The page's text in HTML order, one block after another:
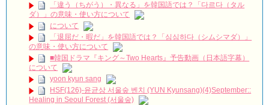
見せ💟 NEW!
왜 최수종이 연기하면 눈물이 나오지ㅠㅠ 이게 연기 내공인가요 #
최수종 #고려거란전쟁 #하나뿐인내편 #박성훈 #전재준 | KBS 방송
NEW!
イソンビン、授賞式でイグァンスに愛を告白。8年交際しても結
婚しない理由とは？ #イグァンス #恋愛8 NEW!
2PMチャンソン&”兄貴”ヨン・ウジン、最高の笑顔！7/3ＤＶＤ
リリース「七日の王妃」より
Arthdal Chronicles: The Sword of Aramun – Eunseom &
Saya NEW!
「違う（ちがう）・異なる」を韓国語では？「다르다（タル
ダ）」の意味・使い方について
について
「退屈だ・暇だ」を韓国語では？「심심하다（シムシマダ）」
の意味・使い方について
■韓国ドラマ『キング～Two Hearts』予告動画（日本語字幕）
について
yoon kyun sang
HSF(126)-윤균상 서울숲 벤치 (YUN Kyunsang)(4)September::
Healing in Seoul Forest (서울숲)